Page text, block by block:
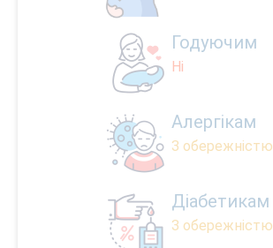
Годуючим
Ні
Алергікам
З обережністю
Діабетикам
З обережністю